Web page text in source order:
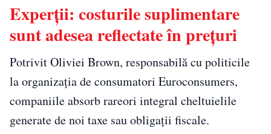
Experții: costurile suplimentare
sunt adesea reflectate în prețuri
Potrivit Oliviei Brown, responsabilă cu politicile
la organizația de consumatori Euroconsumers,
companiile absorb rareori integral cheltuielile
generate de noi taxe sau obligații fiscale.